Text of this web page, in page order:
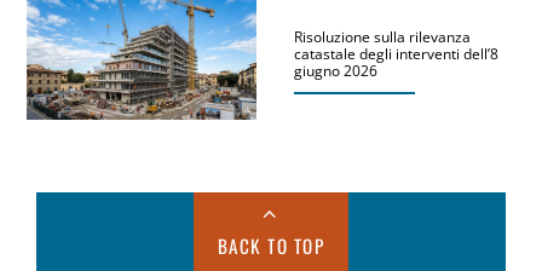
Risoluzione sulla rilevanza
catastale degli interventi dell’8
giugno 2026
BACK TO TOP